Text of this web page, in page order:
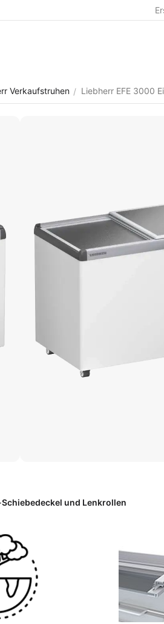
Verkaufstruhen / Liebherr EFE 3000
und Lenkrollen